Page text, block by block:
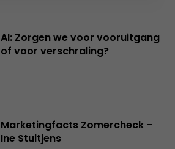
AI: Zorgen we voor vooruitgang
of voor verschraling?
Marketingfacts Zomercheck –
Ine Stultjens